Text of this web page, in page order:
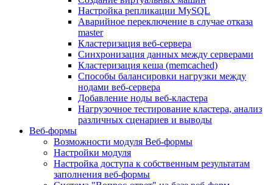
Настройка репликации MySQL
Аварийное переключение в случае отказа
master
Кластеризация веб-сервера
Синхронизация данных между серверами
Кластеризация кеша (memcached)
Способы балансировки нагрузки между
нодами веб-сервера
Добавление ноды веб-кластера
Нагрузочное тестирование кластера, анализ
различных сценариев и выводы
Веб-формы
Возможности модуля Веб-формы
Настройки модуля
Настройка доступа к собственным результатам
заполнения веб-формы